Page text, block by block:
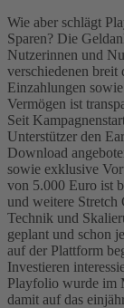
Wie aber schlägt
Sparen? Die
Nutzerinnen und
verschiedenen
Einzahlungen
Vermögen ist
Seit
Unterstützer den
Download
sowie exklusive
von 5.000 Euro ist
und weitere Stretch
Technik und
geplant und schon
auf der Plattform
Investieren
Playfolio wurde im
damit auf das